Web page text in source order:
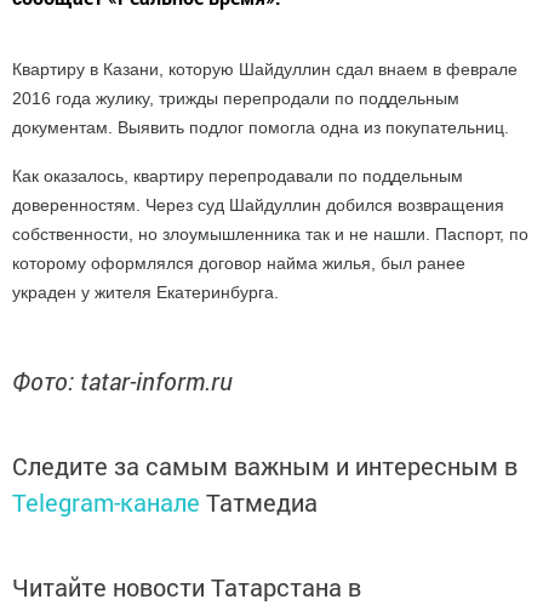
Квартиру в Казани, которую Шайдуллин сдал внаем в феврале
2016 года жулику, трижды перепродали по поддельным
документам. Выявить подлог помогла одна из покупательниц.
Как оказалось, квартиру перепродавали по поддельным
доверенностям. Через суд Шайдуллин добился возвращения
собственности, но злоумышленника так и не нашли. Паспорт, по
которому оформлялся договор найма жилья, был ранее
украден у жителя Екатеринбурга.
Фото: tatar-inform.ru
Следите за самым важным и интересным в
Telegram-канале Татмедиа
Читайте новости Татарстана в